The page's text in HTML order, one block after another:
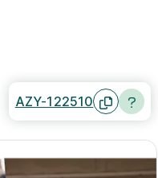
AZY-122510